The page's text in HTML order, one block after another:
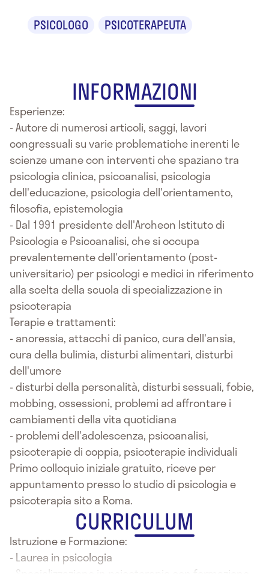
PSICOLOGO PSICOTERAPEUTA
INFORMAZIONI
Esperienze:
- Autore di numerosi articoli, saggi, lavori
congressuali su varie problematiche inerenti le
scienze umane con interventi che spaziano tra
psicologia clinica, psicoanalisi, psicologia
dell'educazione, psicologia dell'orientamento,
filosofia, epistemologia
- Dal 1991 presidente dell'Archeon Istituto di
Psicologia e Psicoanalisi, che si occupa
prevalentemente dell'orientamento (post-
universitario) per psicologi e medici in riferimento
alla scelta della scuola di specializzazione in
psicoterapia
Terapie e trattamenti:
- anoressia, attacchi di panico, cura dell'ansia,
cura della bulimia, disturbi alimentari, disturbi
dell'umore
- disturbi della personalità, disturbi sessuali, fobie,
mobbing, ossessioni, problemi ad affrontare i
cambiamenti della vita quotidiana
- problemi dell'adolescenza, psicoanalisi,
psicoterapie di coppia, psicoterapie individuali
Primo colloquio iniziale gratuito, riceve per
appuntamento presso lo studio di psicologia e
psicoterapia sito a Roma.
CURRICULUM
Istruzione e Formazione:
- Laurea in psicologia
- Specializzazione in psicoterapia con formazione